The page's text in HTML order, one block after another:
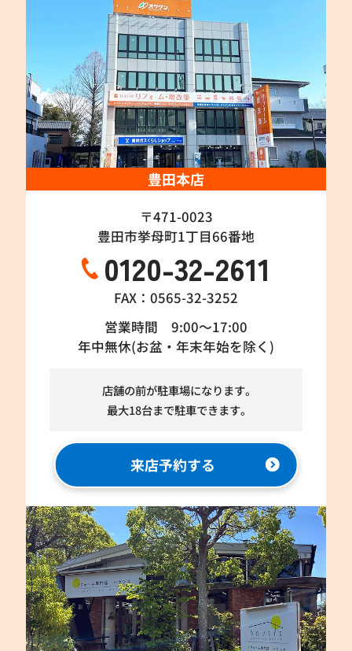
豊田本店
〒471-0023
豊田市挙母町1丁目66番地
0120-32-2611
FAX：0565-32-3252
営業時間 9:00～17:00
年中無休(お盆・年末年始を除く)
店舗の前が駐車場になります。
最大18台まで駐車できます。
来店予約する